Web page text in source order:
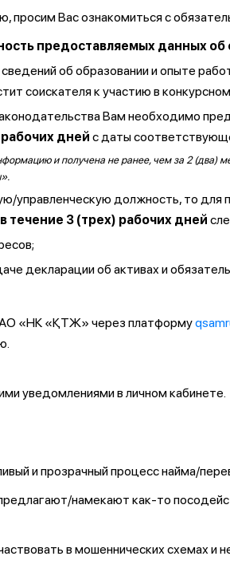
просим Вас ознакомиться с
предоставляемых данных об
об образовании и опыте
соискателя к участию в
Вам необходимо
дней с даты
и получена не ранее, чем за 2 (два)
управленческую должность, то
в течение 3 (трех) рабочих дней
декларации об активах и
АО «НК «ҚТЖ» через платформу
уведомлениями в личном кабинете.
и прозрачный процесс найма/
намекают как-то
в мошеннических схемах и